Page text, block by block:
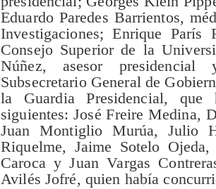
Eduardo Paredes Barrientos,
Investigaciones; Enrique
Consejo Superior de la
Núñez, asesor
Subsecretario General de
la Guardia Presidencial,
siguientes: José Freire Medina,
Juan Montiglio Murúa, Julio
Riquelme, Jaime Sotelo
Caroca y Juan Vargas
Avilés Jofré, quien había